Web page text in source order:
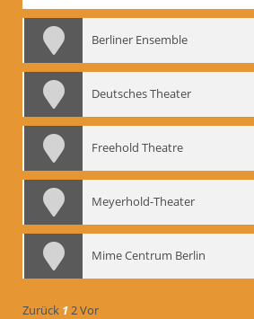
Berliner Ensemble
Deutsches Theater
Freehold Theatre
Meyerhold-Theater
Mime Centrum Berlin
Zurück 12Vor